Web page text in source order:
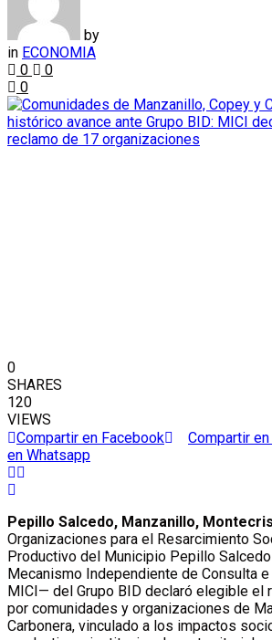
by
in ECONOMIA
0
0
0
0
SHARES
120
VIEWS
Compartir en Facebook
Compartir
en Whatsapp
Pepillo Salcedo, Manzanillo,
Organizaciones para el Resarcimiento
Productivo del Municipio Pepillo
Mecanismo Independiente de Consulta
MICI— del Grupo BID declaró elegible el
por comunidades y organizaciones de
Carbonera, vinculado a los impactos